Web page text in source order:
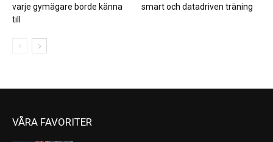
varje gymägare borde känna
till
smart och datadriven träning
VÅRA FAVORITER